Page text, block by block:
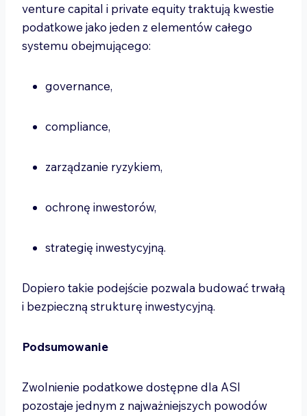
venture capital i private equity traktują kwestie
podatkowe jako jeden z elementów całego
systemu obejmującego:
governance,
compliance,
zarządzanie ryzykiem,
ochronę inwestorów,
strategię inwestycyjną.
Dopiero takie podejście pozwala budować trwałą
i bezpieczną strukturę inwestycyjną.
Podsumowanie
Zwolnienie podatkowe dostępne dla ASI
pozostaje jednym z najważniejszych powodów